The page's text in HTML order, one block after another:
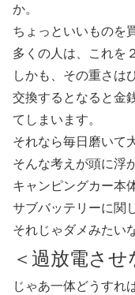
か。
ちょっといいものを
多くの人は、これを
しかも、その重さは
交換するとなると金
てしまいます。
それなら毎日磨いて
そんな考えが頭に浮
キャンピングカー本
サブバッテリーに関
それじゃダメみたい
＜過放電させ
じゃあ一体どうすれ